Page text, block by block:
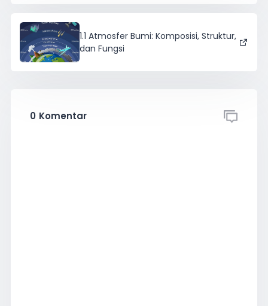
1.1 Atmosfer Bumi: Komposisi, Struktur,
dan Fungsi
0 Komentar